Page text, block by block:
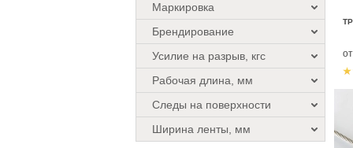
Маркировка
Брендирование
Усилие на разрыв, кгс
Рабочая длина, мм
Следы на поверхности
Ширина ленты, мм